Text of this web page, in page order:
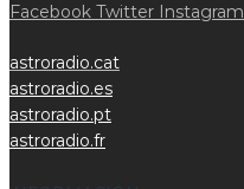
Facebook Twitter Instagram
astroradio.cat
astroradio.es
astroradio.pt
astroradio.fr